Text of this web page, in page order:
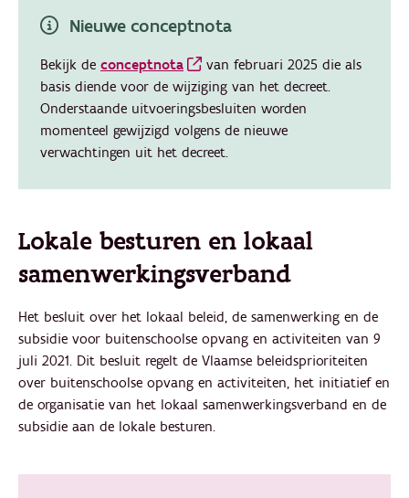
Nieuwe conceptnota
Bekijk de conceptnota
van februari 2025 die als
basis diende voor de wijziging van het decreet.
Onderstaande uitvoeringsbesluiten worden
momenteel gewijzigd volgens de nieuwe
verwachtingen uit het decreet.
Lokale besturen en lokaal
samenwerkingsverband
Het besluit over het lokaal beleid, de samenwerking en de
subsidie voor buitenschoolse opvang en activiteiten van 9
juli 2021. Dit besluit regelt de Vlaamse beleidsprioriteiten
over buitenschoolse opvang en activiteiten, het initiatief en
de organisatie van het lokaal samenwerkingsverband en de
subsidie aan de lokale besturen.